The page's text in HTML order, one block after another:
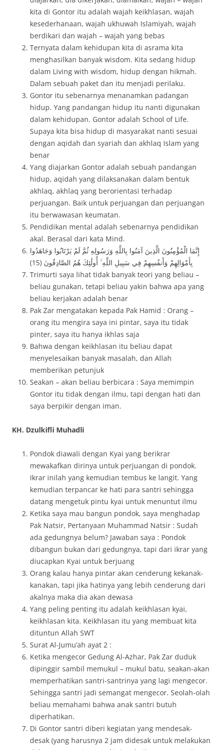
kita di Gontor itu adalah wajah keikhlasan, wajah
kesederhanaan, wajah ukhuwah Islamiyah, wajah
berdikari dan wajah – wajah yang bebas
Ternyata dalam kehidupan kita di asrama kita
menghasilkan banyak wisdom. Kita sedang hidup
dalam Living with wisdom, hidup dengan hikmah.
Dalam sebuah paket dan itu menjadi perilaku.
Gontor itu sebenarnya menanamkan padangan
hidup. Yang pandangan hidup itu nanti digunakan
dalam kehidupan. Gontor adalah School of Life.
Supaya kita bisa hidup di masyarakat nanti sesuai
dengan aqidah dan syariah dan akhlaq Islam yang
benar
Yang diajarkan Gontor adalah sebuah pandangan
hidup, aqidah yang dilaksanakan dalam bentuk
akhlaq, akhlaq yang berorientasi terhadap
perjuangan. Baik untuk perjuangan dan perjuangan
itu berwawasan keumatan.
Pendidikan mental adalah sebenarnya pendidikan
akal. Berasal dari kata Mind.
إِنَّمَا الْمُؤْمِنُونَ الَّذِينَ آمَنُوا بِاللَّهِ وَرَسُولِهِ ثُمَّ لَمْ يَرْتَابُوا وَجَاهَدُوا
بِأَمْوَالِهِمْ وَأَنفُسِهِمْ فِي سَبِيلِ اللَّهِ ۚ أُولَٰئِكَ هُمُ الصَّادِقُونَ (15)
Trimurti saya lihat tidak banyak teori yang beliau –
beliau gunakan, tetapi beliau yakin bahwa apa yang
beliau kerjakan adalah benar
Pak Zar mengatakan kepada Pak Hamid : Orang –
orang itu mengira saya ini pintar, saya itu tidak
pinter, saya itu hanya ikhlas saja
Bahwa dengan keikhlasan itu beliau dapat
menyelesaikan banyak masalah, dan Allah
memberikan petunjuk
Seakan – akan beliau berbicara : Saya memimpin
Gontor itu tidak dengan ilmu, tapi dengan hati dan
saya berpikir dengan iman.
KH. Dzulkifli Muhadli
Pondok diawali dengan Kyai yang berikrar
mewakafkan dirinya untuk perjuangan di pondok.
Ikrar inilah yang kemudian tembus ke langit. Yang
kemudian terpancar ke hati para santri sehingga
datang mengetuk pintu kyai untuk menuntut ilmu
Ketika saya mau bangun pondok, saya menghadap
Pak Natsir, Pertanyaan Muhammad Natsir : Sudah
ada gedungnya belum? Jawaban saya : Pondok
dibangun bukan dari gedungnya, tapi dari ikrar yang
diucapkan Kyai untuk berjuang
Orang kalau hanya pintar akan cenderung kekanak-
kanakan, tapi jika hatinya yang lebih cenderung dari
akalnya maka dia akan dewasa
Yang peling penting itu adalah keikhlasan kyai,
keikhlasan kita. Keikhlasan itu yang membuat kita
dituntun Allah SWT
Surat Al-Jumu’ah ayat 2 :
Ketika mengecor Gedung Al-Azhar, Pak Zar duduk
dipinggir sambil memukul – mukul batu, seakan-akan
memperhatikan santri-santrinya yang lagi mengecor.
Sehingga santri jadi semangat mengecor. Seolah-olah
beliau memahami bahwa anak santri butuh
diperhatikan.
Di Gontor santri diberi kegiatan yang mendesak-
desak (yang harusnya 2 jam didesak untuk melakukan